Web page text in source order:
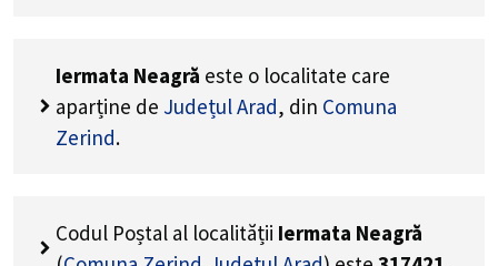
Iermata Neagră este o localitate care
aparține de Județul Arad, din Comuna
Zerind.
Codul Poștal al localității Iermata Neagră